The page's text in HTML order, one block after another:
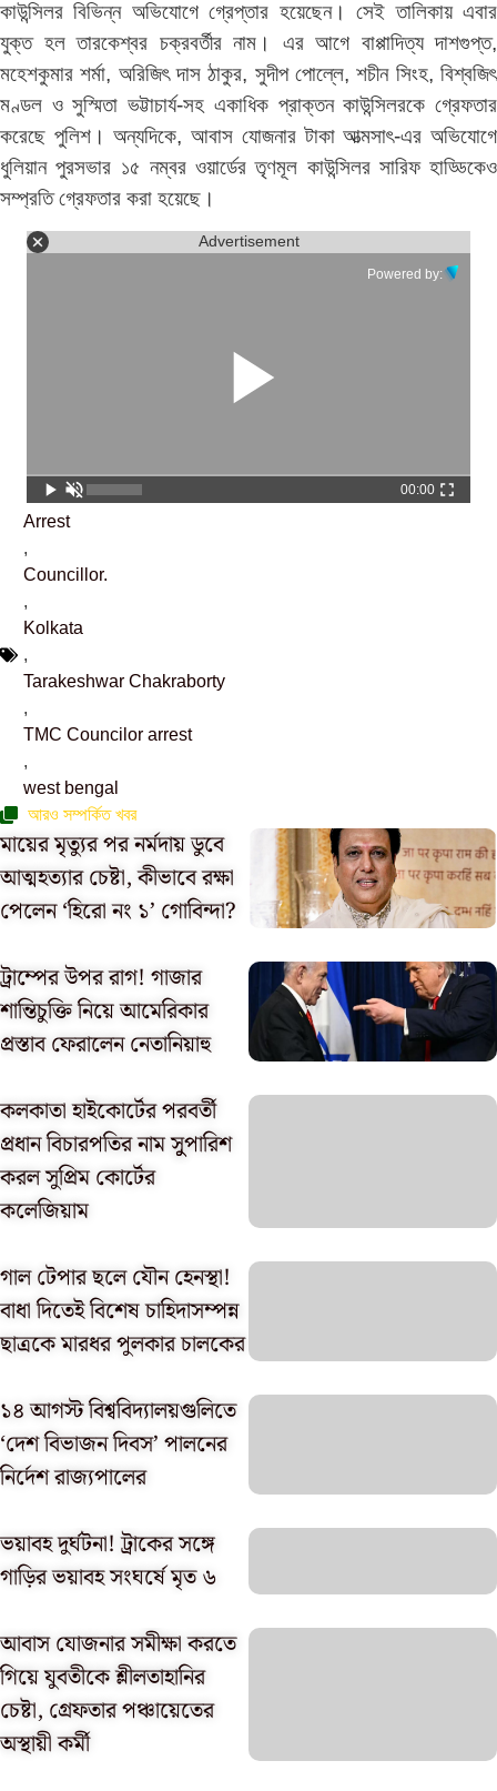
কাউন্সিলর বিভিন্ন অভিযোগে গ্রেপ্তার হয়েছেন। সেই তালিকায় এবার
যুক্ত হল তারকেশ্বর চক্রবর্তীর নাম। এর আগে বাপ্পাদিত্য দাশগুপ্ত,
মহেশকুমার শর্মা, অরিজিৎ দাস ঠাকুর, সুদীপ পোল্লে, শচীন সিংহ, বিশ্বজিৎ
মণ্ডল ও সুস্মিতা ভট্টাচার্য-সহ একাধিক প্রাক্তন কাউন্সিলরকে গ্রেফতার
করেছে পুলিশ। অন্যদিকে, আবাস যোজনার টাকা আত্মসাৎ-এর অভিযোগে
ধুলিয়ান পুরসভার ১৫ নম্বর ওয়ার্ডের তৃণমূল কাউন্সিলর সারিফ হাড্ডিকেও
সম্প্রতি গ্রেফতার করা হয়েছে।
Advertisement
Powered by:
00:00
Arrest
,
Councillor.
,
Kolkata
,
Tarakeshwar Chakraborty
,
TMC Councilor arrest
,
west bengal
আরও সম্পর্কিত খবর
মায়ের মৃত্যুর পর নর্মদায় ডুবে
আত্মহত্যার চেষ্টা, কীভাবে রক্ষা
পেলেন ‘হিরো নং ১’ গোবিন্দা?
ট্রাম্পের উপর রাগ! গাজার
শান্তিচুক্তি নিয়ে আমেরিকার
প্রস্তাব ফেরালেন নেতানিয়াহু
কলকাতা হাইকোর্টের পরবর্তী
প্রধান বিচারপতির নাম সুুপারিশ
করল সুপ্রিম কোর্টের
কলেজিয়াম
গাল টেপার ছলে যৌন হেনস্থা!
বাধা দিতেই বিশেষ চাহিদাসম্পন্ন
ছাত্রকে মারধর পুলকার চালকের
১৪ আগস্ট বিশ্ববিদ্যালয়গুলিতে
‘দেশ বিভাজন দিবস’ পালনের
নির্দেশ রাজ্যপালের
ভয়াবহ দুর্ঘটনা! ট্রাকের সঙ্গে
গাড়ির ভয়াবহ সংঘর্ষে মৃত ৬
আবাস যোজনার সমীক্ষা করতে
গিয়ে যুবতীকে শ্লীলতাহানির
চেষ্টা, গ্রেফতার পঞ্চায়েতের
অস্থায়ী কর্মী